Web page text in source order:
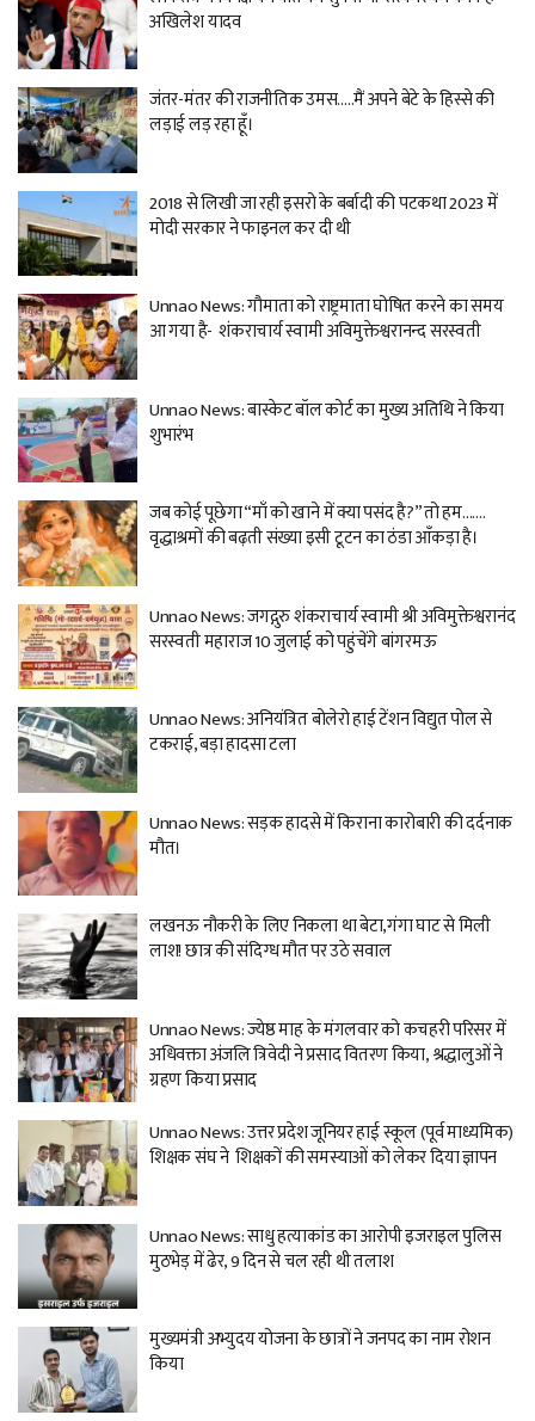
अखिलेश यादव
जंतर-मंतर की राजनीतिक उमस…..मैं अपने बेटे के हिस्से की
लड़ाई लड़ रहा हूँ।
2018 से लिखी जा रही इसरो के बर्बादी की पटकथा 2023 में
मोदी सरकार ने फाइनल कर दी थी
Unnao News: गौमाता को राष्ट्रमाता घोषित करने का समय
आ गया है- शंकराचार्य स्वामी अविमुक्तेश्वरानन्द सरस्वती
Unnao News: बास्केट बॉल कोर्ट का मुख्य अतिथि ने किया
शुभारंभ
जब कोई पूछेगा “माँ को खाने में क्या पसंद है?” तो हम…….
वृद्धाश्रमों की बढ़ती संख्या इसी टूटन का ठंडा आँकड़ा है।
Unnao News: जगद्गुरु शंकराचार्य स्वामी श्री अविमुक्तेश्वरानंद
सरस्वती महाराज 10 जुलाई को पहुंचेंगे बांगरमऊ
Unnao News: अनियंत्रित बोलेरो हाई टेंशन विद्युत पोल से
टकराई, बड़ा हादसा टला
Unnao News: सड़क हादसे में किराना कारोबारी की दर्दनाक
मौत।
लखनऊ नौकरी के लिए निकला था बेटा,गंगा घाट से मिली
लाश! छात्र की संदिग्ध मौत पर उठे सवाल
Unnao News: ज्येष्ठ माह के मंगलवार को कचहरी परिसर में
अधिवक्ता अंजलि त्रिवेदी ने प्रसाद वितरण किया, श्रद्धालुओं ने
ग्रहण किया प्रसाद
Unnao News: उत्तर प्रदेश जूनियर हाई स्कूल (पूर्व माध्यमिक)
शिक्षक संघ ने शिक्षकों की समस्याओं को लेकर दिया ज्ञापन
Unnao News: साधु हत्याकांड का आरोपी इजराइल पुलिस
मुठभेड़ में ढेर, 9 दिन से चल रही थी तलाश
मुख्यमंत्री अभ्युदय योजना के छात्रों ने जनपद का नाम रोशन
किया